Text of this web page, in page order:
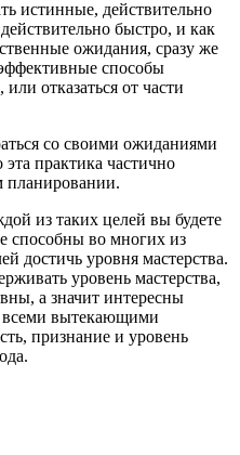
истинные, действительно
быстро, и как
ожидания, сразу же
способы
отказаться от части
со своими ожиданиями
практика частично
планировании.
из таких целей вы будете
способны во многих из
достичь уровня мастерства.
уровень мастерства,
а значит интересны
вытекающими
признание и уровень